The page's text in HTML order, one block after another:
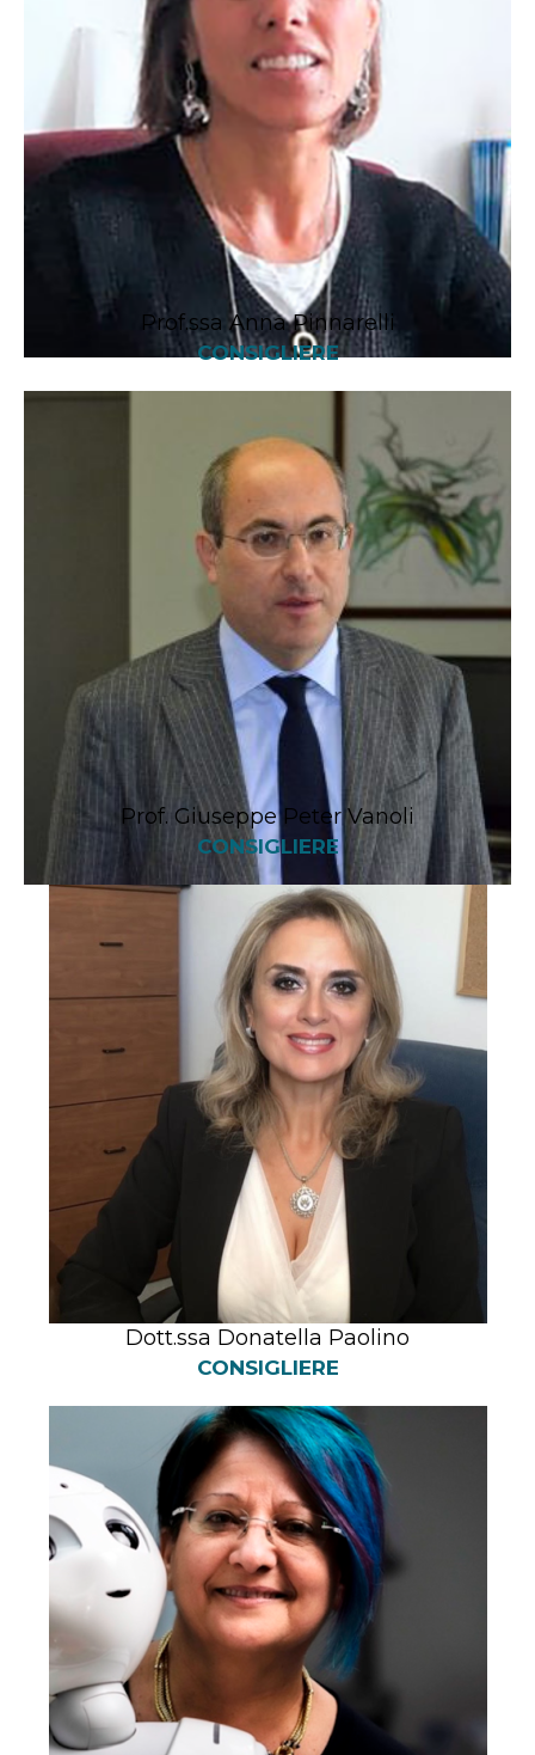
Prof.ssa Anna Pinnarelli
CONSIGLIERE
Prof. Giuseppe Peter Vanoli
CONSIGLIERE
Dott.ssa Donatella Paolino
CONSIGLIERE